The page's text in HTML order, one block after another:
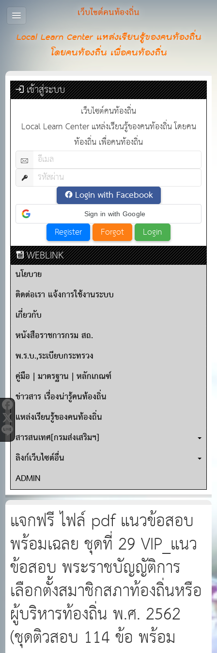
เว็บไซต์คนท้องถิ่น
Local Learn Center แหล่งเรียนรู้ของคนท้องถิ่น
โดยคนท้องถิ่น เพื่อคนท้องถิ่น
เข้าสู่ระบบ
เว็บไซต์คนท้องถิ่น
Local Learn Center แหล่งเรียนรู้ของคนท้องถิ่น โดยคน
ท้องถิ่น เพื่อคนท้องถิ่น
Login with Facebook
Sign in with Google
WEBLINK
นโยบาย
ติดต่อเรา แจ้งการใช้งานระบบ
เกี่ยวกับ
หนังสือราชการกรม สถ.
พ.ร.บ.,ระเบียบกระทรวง
คู่มือ | มาตรฐาน | หลักเกณฑ์
ข่าวสาร เรื่องน่ารู้คนท้องถิ่น
แหล่งเรียนรู้ของคนท้องถิ่น
สารสนเทศ[กรมส่งเสริมฯ]
ลิงก์เว็บไซต์อื่น
ADMIN
แจกฟรี ไฟล์ pdf แนวข้อสอบ
พร้อมเฉลย ชุดที่ 29 VIP_แนว
ข้อสอบ พระราชบัญญัติการ
เลือกตั้งสมาชิกสภาท้องถิ่นหรือ
ผู้บริหารท้องถิ่น พ.ศ. 2562
(ชุดติวสอบ 114 ข้อ พร้อม